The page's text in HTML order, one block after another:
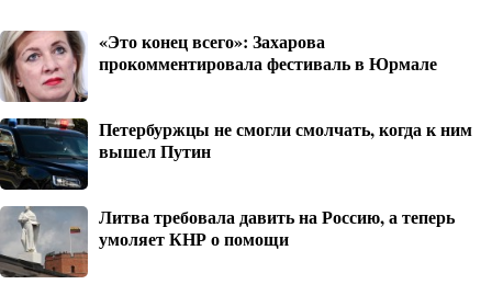
«Это конец всего»: Захарова
прокомментировала фестиваль в Юрмале
Петербуржцы не смогли смолчать, когда к ним
вышел Путин
Литва требовала давить на Россию, а теперь
умоляет КНР о помощи